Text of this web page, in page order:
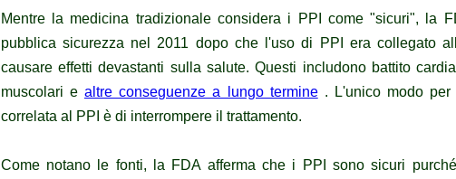
Mentre la medicina tradizionale considera i PPI come "sicuri", la
pubblica sicurezza nel 2011 dopo che l'uso di PPI era collegato
causare effetti devastanti sulla salute.Questi includono battito
muscolari e altre conseguenze a lungo termine.
L'unico modo
correlata al PPI è di interrompere il trattamento.
Come notano le fonti, la FDA afferma che i PPI sono sicuri